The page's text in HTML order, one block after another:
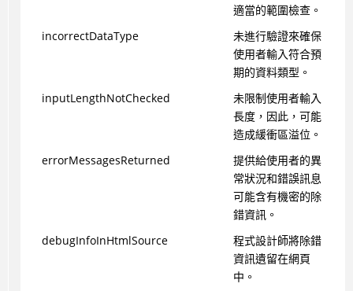
適當的範圍檢查。
incorrectDataType
未進行驗證來確保
使用者輸入符合預
期的資料類型。
inputLengthNotChecked
未限制使用者輸入
長度，因此，可能
造成緩衝區溢位。
errorMessagesReturned
提供給使用者的異
常狀況和錯誤訊息
可能含有機密的除
錯資訊。
debugInfoInHtmlSource
程式設計師將除錯
資訊遺留在網頁
中。